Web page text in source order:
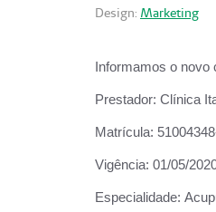
Design: Marketing
Informamos o
Prestador: Clínica
Matrícula:
Vigência: 01/05/
Especialidade: